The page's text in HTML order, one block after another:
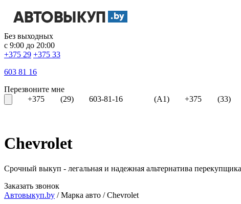
Без выходных
с 9:00 до 20:00
+375 29 +375 33
603 81 16
Перезвоните мне
+375 (29) 603-81-16 (A1)
+375 (33)
Chevrolet
Срочный выкуп - легальная и надежная альтернатива
Заказать звонок
Автовыкуп.by /Марка авто /Chevrolet